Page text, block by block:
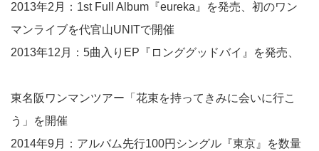
2013年2月：1st Full Album『eureka』を発売、初のワン
マンライブを代官山UNITで開催
2013年12月：5曲入りEP『ロンググッドバイ』を発売、
東名阪ワンマンツアー「花束を持ってきみに会いに行こ
う」を開催
2014年9月：アルバム先行100円シングル『東京』を数量